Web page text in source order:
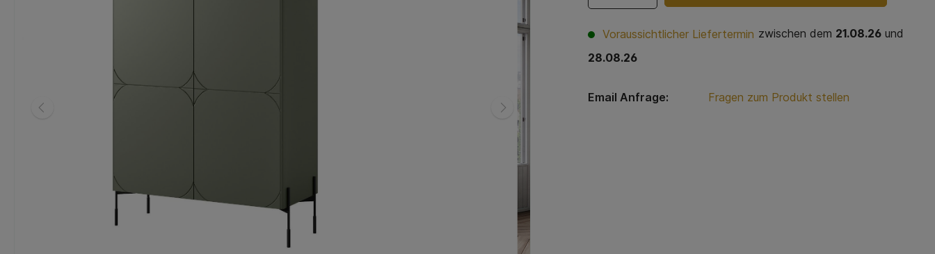
Voraussichtlicher Liefertermin zwischen dem 21.08.26 und
28.08.26
Email Anfrage: Fragen zum Produkt stellen